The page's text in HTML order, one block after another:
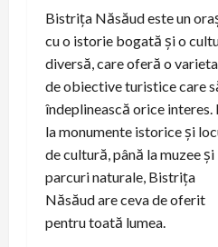
Bistrița Năsăud este un
cu o istorie bogată și o
diversă, care oferă o
de obiective turistice care
îndeplinească orice interes.
la monumente istorice și
de cultură, până la muzee și
parcuri naturale, Bistrița
Năsăud are ceva de oferit
pentru toată lumea.